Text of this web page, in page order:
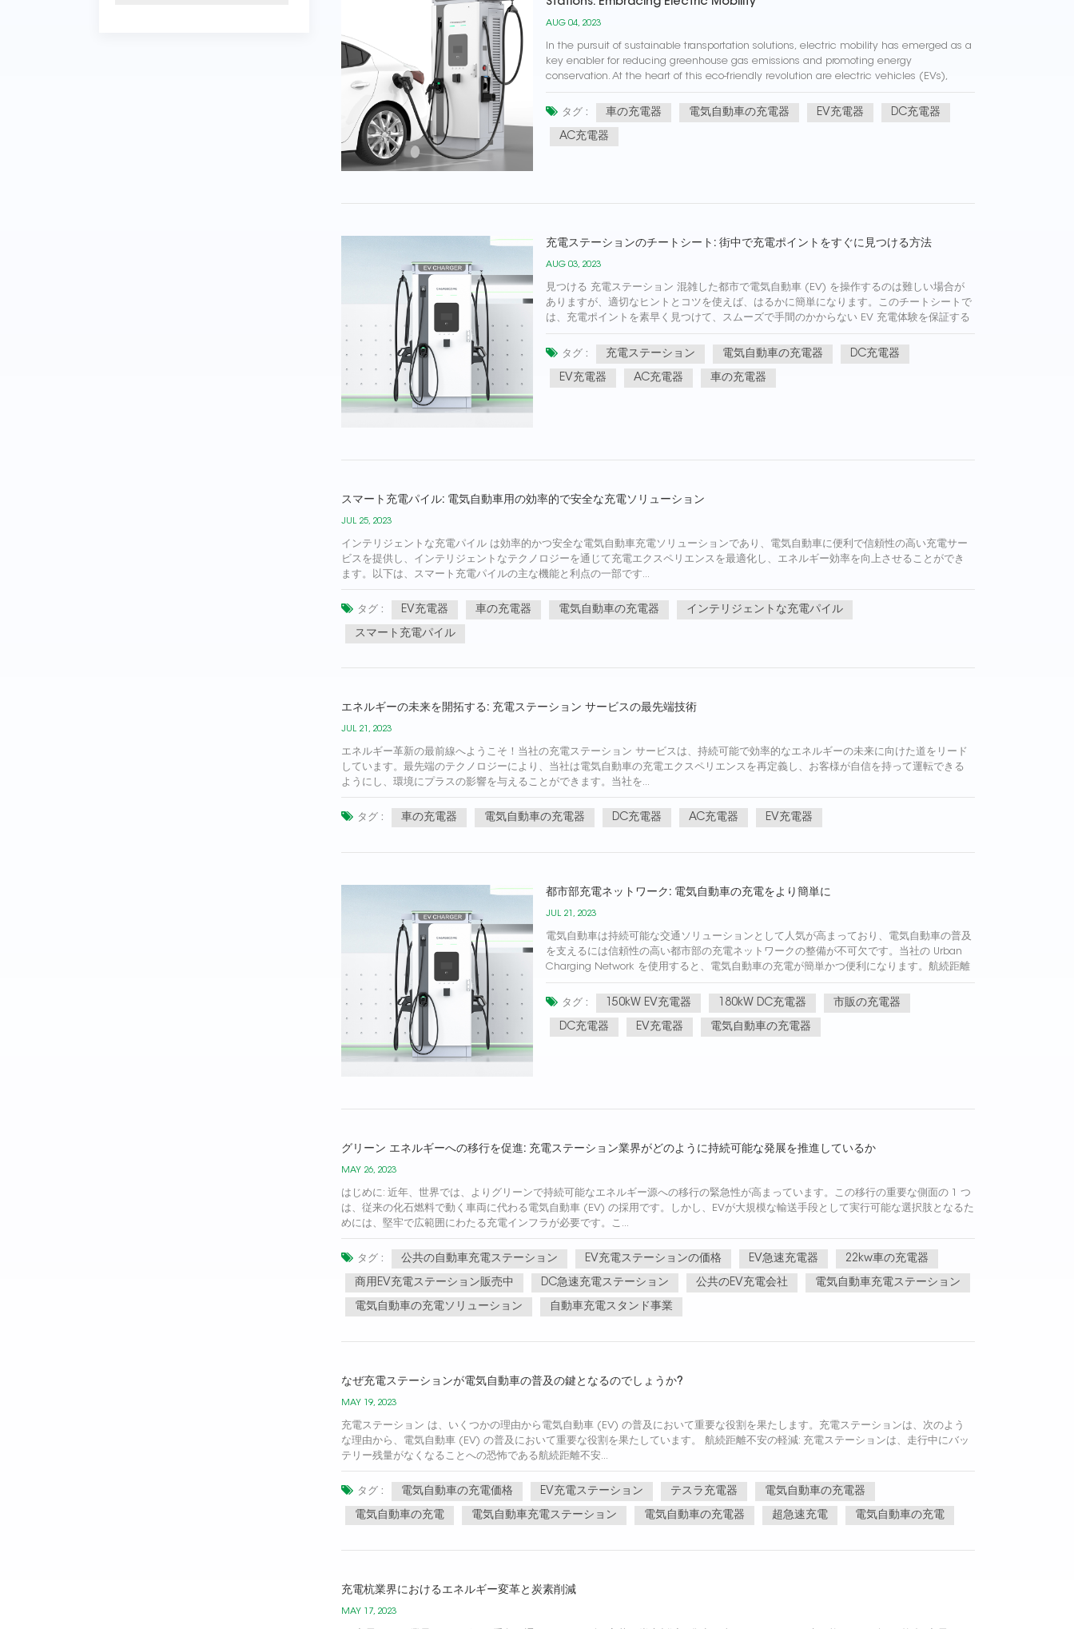
AUG 04, 2023
In the pursuit of sustainable transportation solutions, electric mobility has emerged as a
key enabler for reducing greenhouse gas emissions and promoting energy
conservation. At the heart of this eco-friendly revolution are electric vehicles (EVs),
powered by electricity instead of fossil fuels. Th...
タグ : 車の充電器 電気自動車の充電器 EV充電器 DC充電器
AC充電器
充電ステーションのチートシート: 街中で充電ポイントをすぐに見つける方法
AUG 03, 2023
見つける 充電ステーション 混雑した都市で電気自動車 (EV) を操作するのは難しい場合が
ありますが、適切なヒントとコツを使えば、はるかに簡単になります。このチートシートで
は、充電ポイントを素早く見つけて、スムーズで手間のかからない EV 充電体験を保証する
方法を説明します。モバイル アプリの活用: PlugShare、C...
タグ : 充電ステーション 電気自動車の充電器 DC充電器
EV充電器 AC充電器 車の充電器
スマート充電パイル: 電気自動車用の効率的で安全な充電ソリューション
JUL 25, 2023
インテリジェントな充電パイル は効率的かつ安全な電気自動車充電ソリューションであり、電気自動車に便利で信頼性の高い充電サー
ビスを提供し、インテリジェントなテクノロジーを通じて充電エクスペリエンスを最適化し、エネルギー効率を向上させることができ
ます。以下は、スマート充電パイルの主な機能と利点の一部です...
タグ : EV充電器 車の充電器 電気自動車の充電器 インテリジェントな充電パイル
スマート充電パイル
エネルギーの未来を開拓する: 充電ステーション サービスの最先端技術
JUL 21, 2023
エネルギー革新の最前線へようこそ！当社の充電ステーション サービスは、持続可能で効率的なエネルギーの未来に向けた道をリード
しています。最先端のテクノロジーにより、当社は電気自動車の充電エクスペリエンスを再定義し、お客様が自信を持って運転できる
ようにし、環境にプラスの影響を与えることができます。当社を...
タグ : 車の充電器 電気自動車の充電器 DC充電器 AC充電器 EV充電器
都市部充電ネットワーク: 電気自動車の充電をより簡単に
JUL 21, 2023
電気自動車は持続可能な交通ソリューションとして人気が高まっており、電気自動車の普及
を支えるには信頼性の高い都市部の充電ネットワークの整備が不可欠です。当社の Urban
Charging Network を使用すると、電気自動車の充電が簡単かつ便利になります。航続距離
の不安に別れを告げ、手間のかからない充電を楽しみましょう...
タグ : 150kW EV充電器 180kW DC充電器 市販の充電器
DC充電器 EV充電器 電気自動車の充電器
グリーン エネルギーへの移行を促進: 充電ステーション業界がどのように持続可能な発展を推進しているか
MAY 26, 2023
はじめに: 近年、世界では、よりグリーンで持続可能なエネルギー源への移行の緊急性が高まっています。この移行の重要な側面の 1 つ
は、従来の化石燃料で動く車両に代わる電気自動車 (EV) の採用です。しかし、EVが大規模な輸送手段として実行可能な選択肢となるた
めには、堅牢で広範囲にわたる充電インフラが必要です。こ...
タグ : 公共の自動車充電ステーション EV充電ステーションの価格 EV急速充電器 22kw車の充電器
商用EV充電ステーション販売中 DC急速充電ステーション 公共のEV充電会社 電気自動車充電ステーション
電気自動車の充電ソリューション 自動車充電スタンド事業
なぜ充電ステーションが電気自動車の普及の鍵となるのでしょうか?
MAY 19, 2023
充電ステーション は、いくつかの理由から電気自動車 (EV) の普及において重要な役割を果たします。充電ステーションは、次のよう
な理由から、電気自動車 (EV) の普及において重要な役割を果たしています。 航続距離不安の軽減: 充電ステーションは、走行中にバッ
テリー残量がなくなることへの恐怖である航続距離不安...
タグ : 電気自動車の充電価格 EV充電ステーション テスラ充電器 電気自動車の充電器
電気自動車の充電 電気自動車充電ステーション 電気自動車の充電器 超急速充電 電気自動車の充電
充電杭業界におけるエネルギー変革と炭素削減
MAY 17, 2023